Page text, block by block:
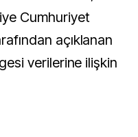
Cumhuriyet
açıklanan
verilerine ilişkin